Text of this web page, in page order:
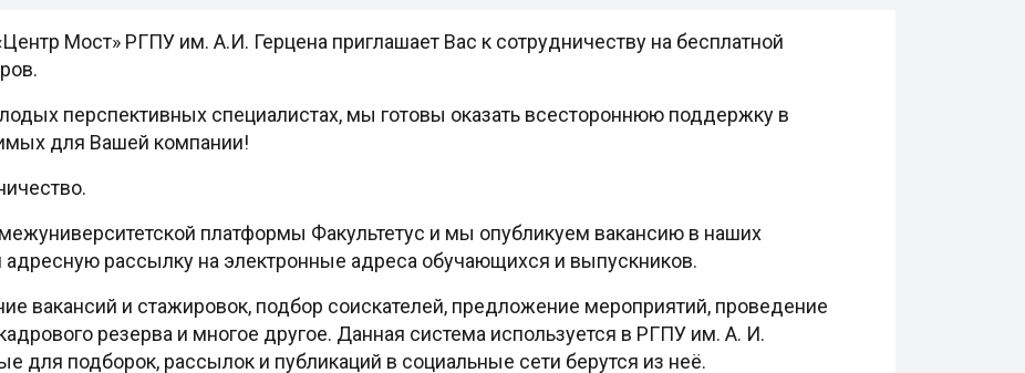
Мост» РГПУ им. А.И. Герцена приглашает Вас к сотрудничеству на бесплатной
перспективных специалистах, мы готовы оказать всестороннюю поддержку в
для Вашей компании!
платформы Факультетус и мы опубликуем вакансию в наших
рассылку на электронные адреса обучающихся и выпускников.
вакансий и стажировок, подбор соискателей, предложение мероприятий, проведение
резерва и многое другое. Данная система используется в РГПУ им. А. И.
для подборок, рассылок и публикаций в социальные сети берутся из неё.